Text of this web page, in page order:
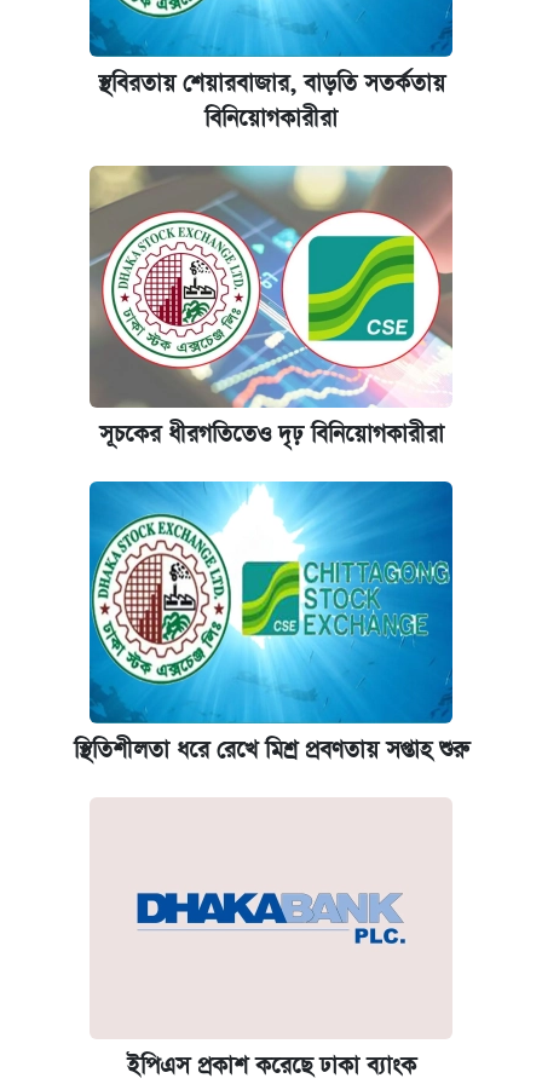
যুক্তরাষ্ট্র থেকে আরও ২৩ বাংলাদেশিকে দেশে
ফেরত পাঠানো হলো
ইপিএস প্রকাশ করেছে ঢাকা ব্যাংক
আজকের বাজারে স্বর্ণের দাম (৪ আগস্ট)
স্থবিরতায় শেয়ারবাজার, বাড়তি সতর্কতায়
বিনিয়োগকারীরা
সূচকের ধীরগতিতেও দৃঢ় বিনিয়োগকারীরা
স্থিতিশীলতা ধরে রেখে মিশ্র প্রবণতায় সপ্তাহ শুরু
ইপিএস প্রকাশ করেছে ঢাকা ব্যাংক